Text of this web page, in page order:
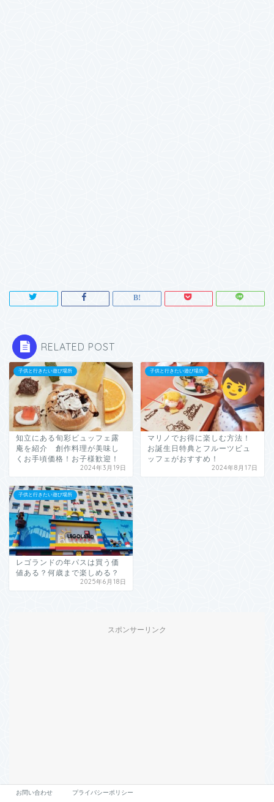
RELATED POST
子供と行きたい遊び場所
知立にある旬彩ビュッフェ露
庵を紹介 創作料理が美味し
くお手頃価格！お子様歓迎！
2024年3月19日
子供と行きたい遊び場所
マリノでお得に楽しむ方法！
お誕生日特典とフルーツビュ
ッフェがおすすめ！
2024年8月17日
子供と行きたい遊び場所
レゴランドの年パスは買う価
値ある？何歳まで楽しめる？
2025年6月18日
スポンサーリンク
お問い合わせ プライバシーポリシー